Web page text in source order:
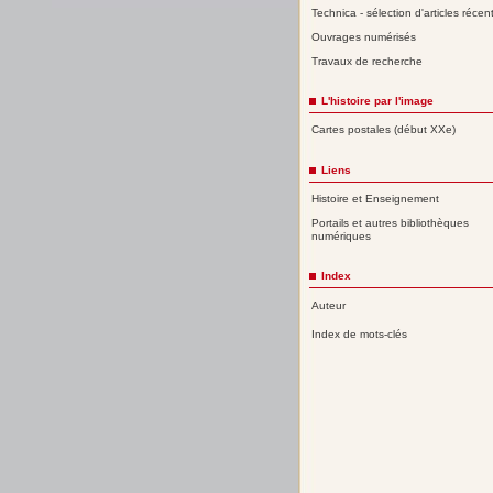
Technica - sélection d'articles
Ouvrages numérisés
Travaux de recherche
L'histoire par l'image
Cartes postales (début XXe)
Liens
Histoire et Enseignement
Portails et autres bibliothèques
numériques
Index
Auteur
Index de mots-clés